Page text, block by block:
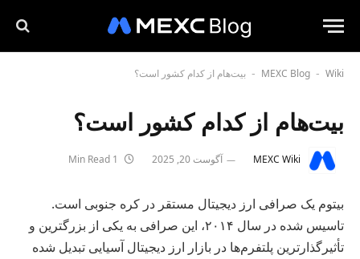
MEXC Blog - Wiki
- بیت‌هام از کدام کشور است؟
بیت‌هام از کدام کشور است؟
MEXC Wiki آگوست 20, 2025
بیتوم یک صرافی ارز دیجیتال مستقر در کره جنوبی است.
تاسیس شده در سال ۲۰۱۴، این صرافی به یکی از بزرگترین و
تأثیرگذارترین پلتفرم‌ها در بازار ارز دیجیتال آسیایی تبدیل شده